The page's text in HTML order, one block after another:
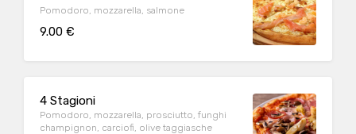
Pomodoro, mozzarella, salmone
9.00 €
4 Stagioni
Pomodoro, mozzarella, prosciutto, funghi
champignon, carciofi, olive taggiasche